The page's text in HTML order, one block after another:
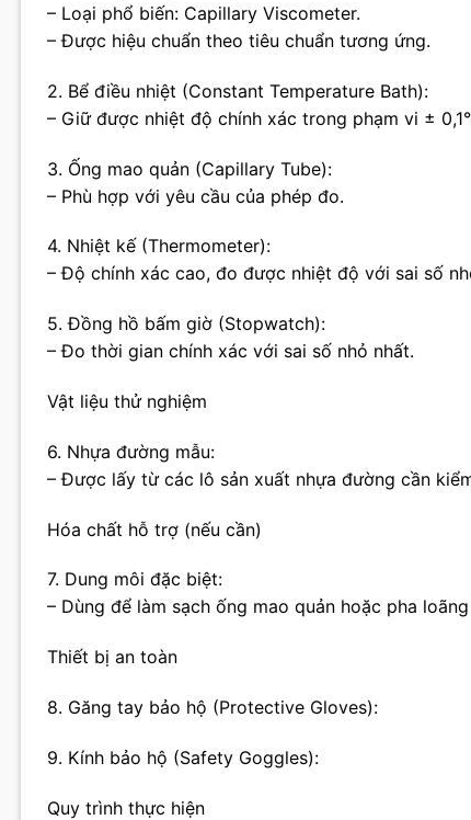
– Loại phổ biến: Capillary Viscometer.
– Được hiệu chuẩn theo tiêu chuẩn tương ứng.
2. Bể điều nhiệt (Constant Temperature Bath):
– Giữ được nhiệt độ chính xác trong phạm vi ±
3. Ống mao quản (Capillary Tube):
– Phù hợp với yêu cầu của phép đo.
4. Nhiệt kế (Thermometer):
– Độ chính xác cao, đo được nhiệt độ với sai số
5. Đồng hồ bấm giờ (Stopwatch):
– Đo thời gian chính xác với sai số nhỏ nhất.
Vật liệu thử nghiệm
6. Nhựa đường mẫu:
– Được lấy từ các lô sản xuất nhựa đường cần
Hóa chất hỗ trợ (nếu cần)
7. Dung môi đặc biệt:
– Dùng để làm sạch ống mao quản hoặc pha
Thiết bị an toàn
8. Găng tay bảo hộ (Protective Gloves):
9. Kính bảo hộ (Safety Goggles):
Quy trình thực hiện